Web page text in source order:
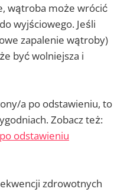
wątroba może wrócić
wyjściowego. Jeśli
zapalenie wątroby)
być wolniejsza i
a po odstawieniu, to
Zobacz też:
odstawieniu
zdrowotnych